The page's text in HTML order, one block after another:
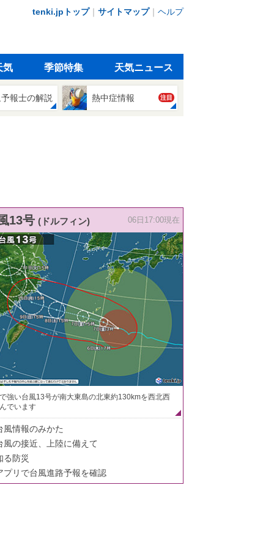
tenki.jpトップ｜ サイトマップ｜ ヘルプ
気 季節特集 天気ニュース
報士の解説 熱中症情報 注目
13号 (ドルフィン) 06日17:00現在
強い台風13号が南大東島の北東約130kmを西北西
でいます
風情報のみかた
風の接近、上陸に備えて
る防災
プリで台風進路予報を確認